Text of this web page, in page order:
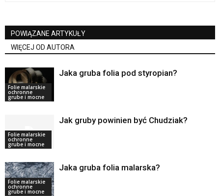
POWIĄZANE ARTYKUŁY
WIĘCEJ OD AUTORA
Folie malarskie
ochronne
grube i mocne
Jaka gruba folia pod styropian?
Folie malarskie
ochronne
grube i mocne
Jak gruby powinien być Chudziak?
Folie malarskie
ochronne
grube i mocne
Jaka gruba folia malarska?